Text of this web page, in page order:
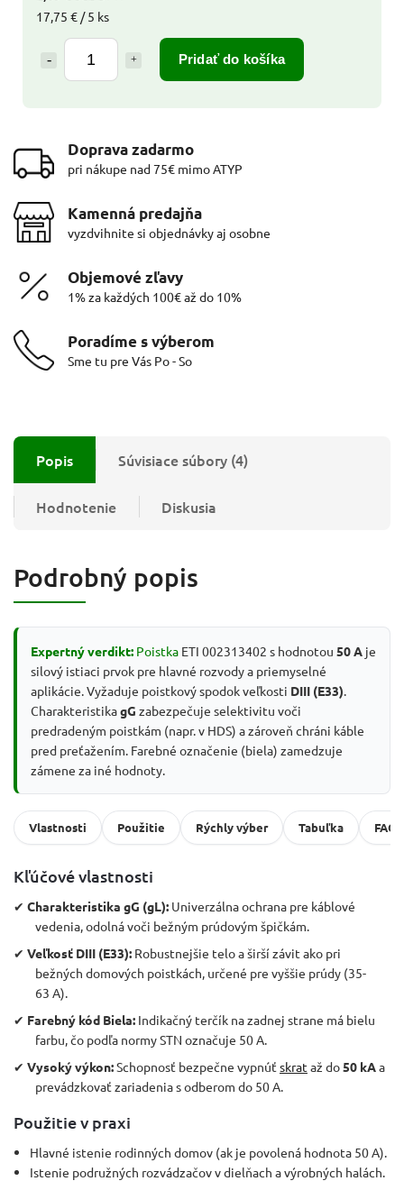
17,75 € / 5 ks
Pridať do košíka
Doprava zadarmo
pri nákupe nad 75€ mimo ATYP
Kamenná predajňa
vyzdvihnite si objednávky aj osobne
Objemové zľavy
1% za každých 100€ až do 10%
Poradíme s výberom
Sme tu pre Vás Po - So
Popis Súvisiace súbory (4)
Hodnotenie Diskusia
Podrobný popis
Expertný verdikt: Poistka ETI 002313402 s hodnotou 50 A je
silový istiaci prvok pre hlavné rozvody a priemyselné
aplikácie. Vyžaduje poistkový spodok veľkosti DIII (E33)
CharakteristikagG zabezpečuje selektivitu voči
predradeným poistkám (napr. v HDS) a zároveň chráni káble
pred preťažením. Farebné označenie (biela) zamedzuje
zámene za iné hodnoty.
Vlastnosti Použitie Rýchly výber Tabuľka FAQ
Kľúčové vlastnosti
✔ Charakteristika gG (gL): Univerzálna ochrana pre káblové
vedenia, odolná voči bežným prúdovým špičkám.
✔ Veľkosť DIII (E33): Robustnejšie telo a širší závit ako pri
bežných domových poistkách, určené pre vyššie prúdy (35-
63 A).
✔ Farebný kód Biela: Indikačný terčík na zadnej strane má bielu
farbu, čo podľa normy STN označuje 50 A.
✔ Vysoký výkon:Schopnosť bezpečne vypnúť skrat až do 50 kA a
prevádzkovať zariadenia s odberom do 50 A.
Použitie v praxi
Hlavné istenie rodinných domov (ak je povolená hodnota 50 A).
Istenie podružných rozvádzačov v dielňach a výrobných halách.